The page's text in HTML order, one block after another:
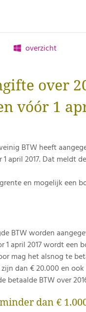
overzicht
over
vóór 1
BTW heeft
april 2017. Dat meldt de
en mogelijk een
BTW worden
1 april 2017 wordt een
mag het alsnog te
dan € 20.000 en
betaalde BTW over
dan €